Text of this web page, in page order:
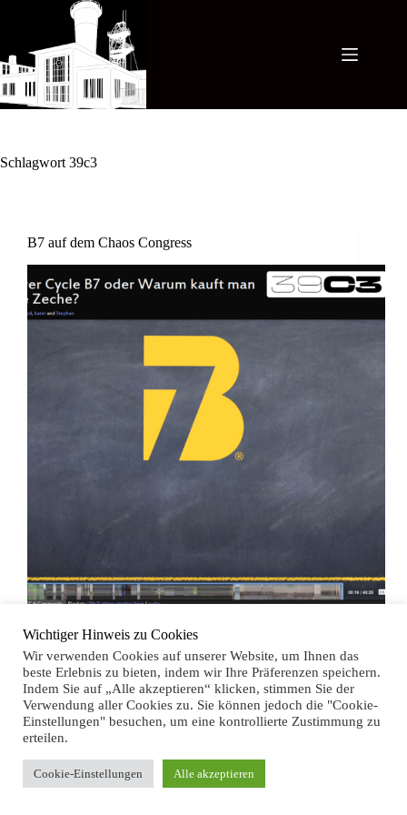
Schlagwort 39c3
B7 auf dem Chaos Congress
Wir haben uns auf dem 39. Chaos Communication
Congress in Hamburg präsentiert. Falls ihr nicht live
dabei wart, könnt ihr hier die Aufzeichnung sehen.
Wichtiger Hinweis zu Cookies
Wir verwenden Cookies auf unserer Website, um Ihnen das
beste Erlebnis zu bieten, indem wir Ihre Präferenzen speichern.
Indem Sie auf „Alle akzeptieren“ klicken, stimmen Sie der
Verwendung aller Cookies zu. Sie können jedoch die "Cookie-
Einstellungen" besuchen, um eine kontrollierte Zustimmung zu
erteilen.
Cookie-Einstellungen Alle akzeptieren